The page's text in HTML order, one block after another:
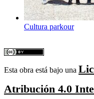
Cultura parkour
Esta obra está bajo una
Atribución 4.0